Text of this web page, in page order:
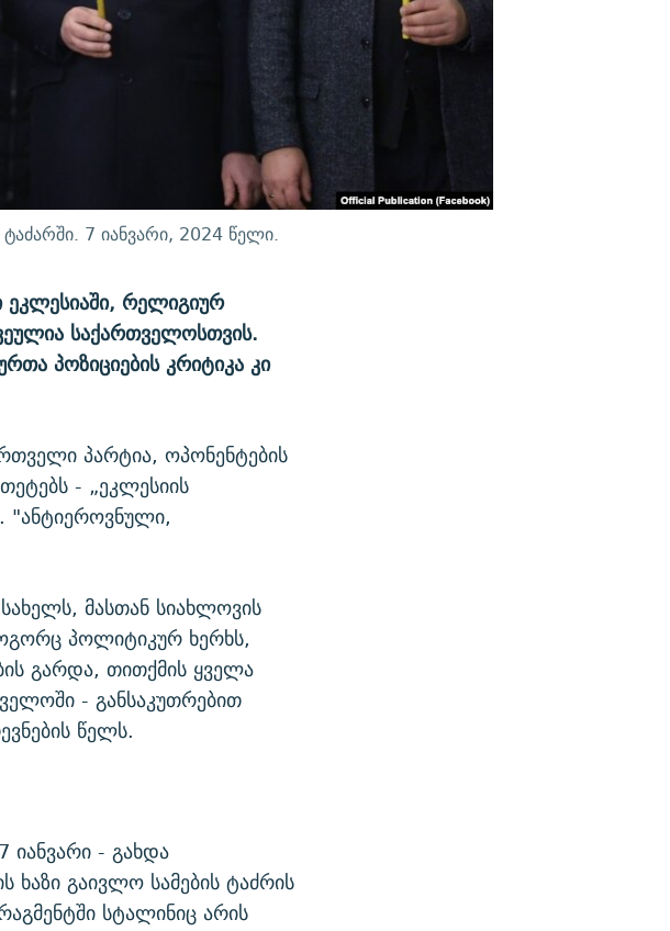
7 იანვარი, 2024 წელი.
რელიგიურ
საქართველოსთვის.
პოზიციების კრიტიკა კი
პარტია, ოპონენტების
- „ეკლესიის
"ანტიეროვნული,
მასთან სიახლოვის
პოლიტიკურ ხერხს,
გარდა, თითქმის ყველა
- განსაკუთრებით
წელს.
- გახდა
ხაზი გაივლო სამების ტაძრის
სტალინიც არის